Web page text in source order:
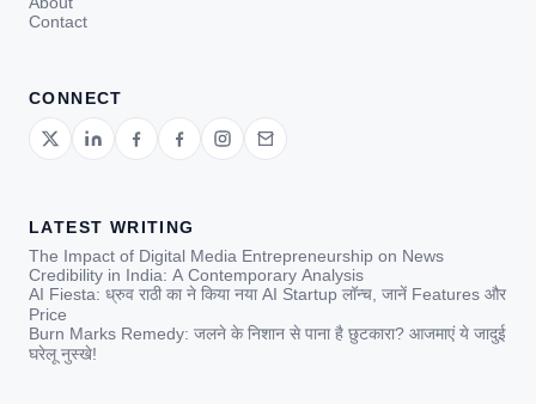
Contact
CONNECT
LATEST WRITING
The Impact of Digital Media Entrepreneurship on News
Credibility in India: A Contemporary Analysis
AI Fiesta: ध्रुव राठी का ने किया नया AI Startup लॉन्च, जानें Features और
Price
Burn Marks Remedy: जलने के निशान से पाना है छुटकारा? आजमाएं ये जादुई
घरेलू नुस्खे!